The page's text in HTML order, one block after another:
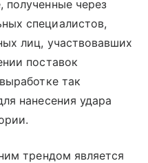
через
специалистов,
лиц, участвовавших
поставок
так
нанесения удара
трендом является